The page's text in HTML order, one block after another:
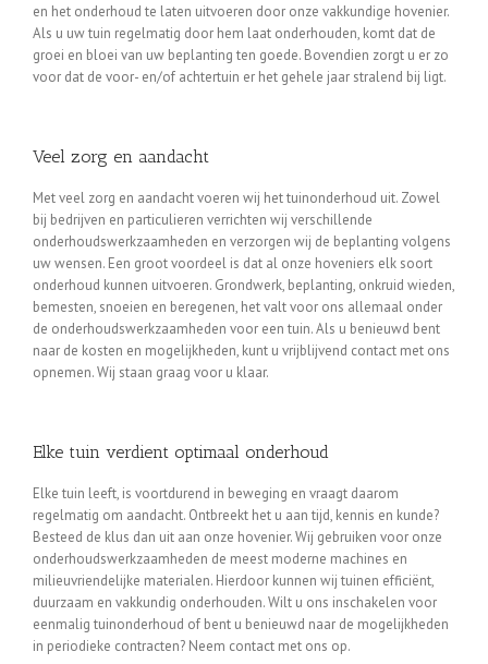
en het onderhoud te laten uitvoeren door onze vakkundige hovenier.
Als u uw tuin regelmatig door hem laat onderhouden, komt dat de
groei en bloei van uw beplanting ten goede. Bovendien zorgt u er zo
voor dat de voor- en/of achtertuin er het gehele jaar stralend bij ligt.
Veel zorg en aandacht
Met veel zorg en aandacht voeren wij het tuinonderhoud uit. Zowel
bij bedrijven en particulieren verrichten wij verschillende
onderhoudswerkzaamheden en verzorgen wij de beplanting volgens
uw wensen. Een groot voordeel is dat al onze hoveniers elk soort
onderhoud kunnen uitvoeren. Grondwerk, beplanting, onkruid wieden,
bemesten, snoeien en beregenen, het valt voor ons allemaal onder
de onderhoudswerkzaamheden voor een tuin. Als u benieuwd bent
naar de kosten en mogelijkheden, kunt u vrijblijvend contact met ons
opnemen. Wij staan graag voor u klaar.
Elke tuin verdient optimaal onderhoud
Elke tuin leeft, is voortdurend in beweging en vraagt daarom
regelmatig om aandacht. Ontbreekt het u aan tijd, kennis en kunde?
Besteed de klus dan uit aan onze hovenier. Wij gebruiken voor onze
onderhoudswerkzaamheden de meest moderne machines en
milieuvriendelijke materialen. Hierdoor kunnen wij tuinen efficiënt,
duurzaam en vakkundig onderhouden. Wilt u ons inschakelen voor
eenmalig tuinonderhoud of bent u benieuwd naar de mogelijkheden
in periodieke contracten? Neem contact met ons op.